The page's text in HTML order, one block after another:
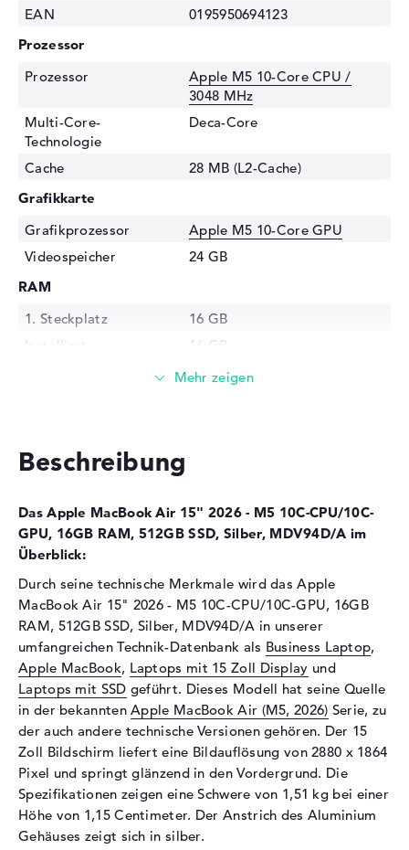
EAN
0195950694123
Prozessor
Prozessor
Apple M5 10-Core CPU /
3048 MHz
Multi-Core-
Technologie
Deca-Core
Cache
28 MB (L2-Cache)
Grafikkarte
Grafikprozessor
Apple M5 10-Core GPU
Videospeicher
24 GB
RAM
1. Steckplatz
16 GB
Installiert
16 GB
LPDDR5X - 9600 MHZ
Schnittstelle
Laufwerks-Typ
ohne Laufwerk
Display
Display-Typ
15,3" TFT
Max. Auflösung
2880 x 1864
Besonderheiten
Display, glänzend, LED-
Hintergrundbeleuchtung, IPS
Panel, True Tone, DCI-P3
Audio
Soundkarte
Dolby Atmos
Webcam
Sensorauflösung
12 MP
Eingabegeräte
Beschreibung
Das Apple MacBook Air 15" 2026 - M5 10C-CPU/10C-
GPU, 16GB RAM, 512GB SSD, Silber, MDV94D/A im
Überblick:
Durch seine technische Merkmale wird das Apple
MacBook Air 15" 2026 - M5 10C-CPU/10C-GPU, 16GB
RAM, 512GB SSD, Silber, MDV94D/A in unserer
umfangreichen Technik-Datenbank als Business Laptop,
Apple MacBook, Laptops mit 15 Zoll Display und
Laptops mit SSD geführt. Dieses Modell hat seine Quelle
in der bekanntenApple MacBook Air (M5, 2026) Serie, zu
der auch andere technische Versionen gehören. Der 15
Zoll Bildschirm liefert eine Bildauflösung von 2880 x 1864
Pixel und springt glänzend in den Vordergrund. Die
Spezifikationen zeigen eine Schwere von 1,51 kg bei einer
Höhe von 1,15 Centimeter. Der Anstrich des Aluminium
Gehäuses zeigt sich in silber.